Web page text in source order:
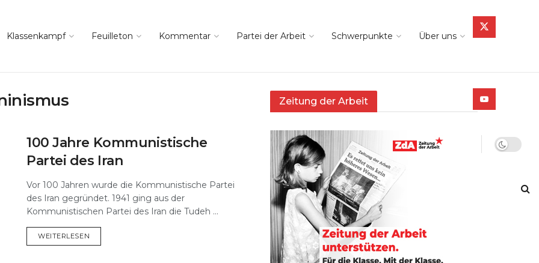
Klassenkampf Feuilleton Kommentar Partei der Arbeit Schwerpunkte Über uns
100 Jahre Kommunistische
Partei des Iran
Vor 100 Jahren wurde die Kommunistische Partei
des Iran gegründet. 1941 ging aus der
Kommunistischen Partei des Iran die Tudeh ...
WEITERLESEN
Zeitung der Arbeit